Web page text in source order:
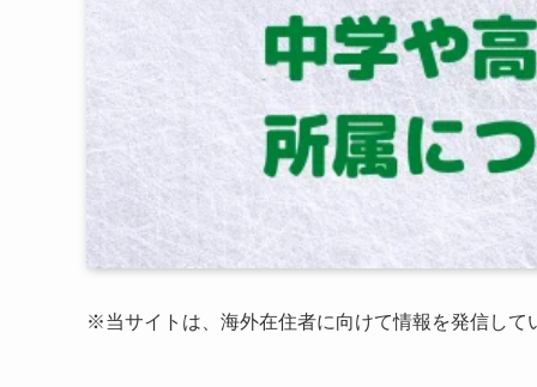
※当サイトは、海外在住者に向けて情報を発信して